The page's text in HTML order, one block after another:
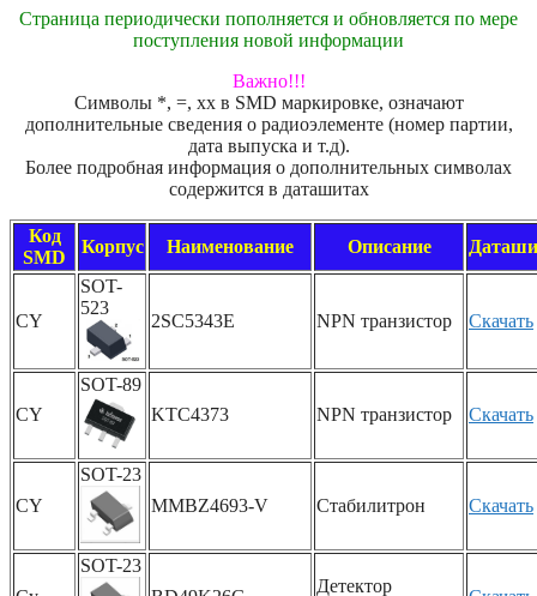
Страница периодически пополняется и обновляется по мере
поступления новой информации
Важно!!!
Символы *, =, xx в SMD маркировке, означают
дополнительные сведения о радиоэлементе (номер партии,
дата выпуска и т.д).
Более подробная информация о дополнительных символах
содержится в даташитах
Код
SMD
Корпус Наименование Описание
CY
SOT-
523
2SC5343E NPN транзистор Скачать
CY
SOT-89
KTC4373
NPN транзистор Скачать
CY
SOT-23
MMBZ4693-V
Стабилитрон Скачать
SOT-23
Детектор